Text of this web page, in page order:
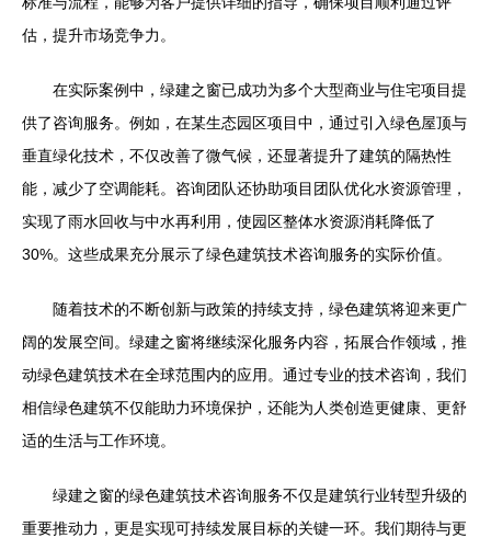
估，提升市场竞争力。
在实际案例中，绿建之窗已成功为多个大型商业与住宅项目提
供了咨询服务。例如，在某生态园区项目中，通过引入绿色屋顶与
垂直绿化技术，不仅改善了微气候，还显著提升了建筑的隔热性
能，减少了空调能耗。咨询团队还协助项目团队优化水资源管理，
实现了雨水回收与中水再利用，使园区整体水资源消耗降低了
30%。这些成果充分展示了绿色建筑技术咨询服务的实际价值。
随着技术的不断创新与政策的持续支持，绿色建筑将迎来更广
阔的发展空间。绿建之窗将继续深化服务内容，拓展合作领域，推
动绿色建筑技术在全球范围内的应用。通过专业的技术咨询，我们
相信绿色建筑不仅能助力环境保护，还能为人类创造更健康、更舒
适的生活与工作环境。
绿建之窗的绿色建筑技术咨询服务不仅是建筑行业转型升级的
重要推动力，更是实现可持续发展目标的关键一环。我们期待与更